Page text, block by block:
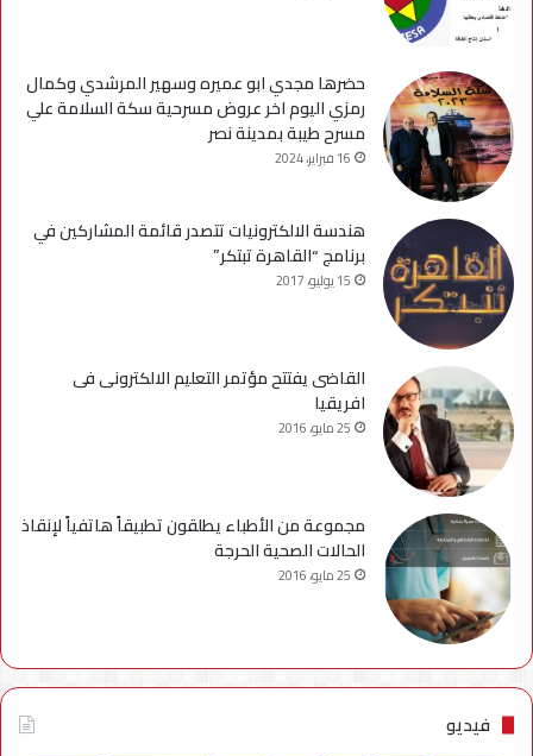
حضرها مجدي ابو عميره وسهير المرشدي وكمال
رمزي اليوم اخر عروض مسرحية سكة السلامة علي
مسرح طيبة بمدينة نصر
16 فبراير، 2024
هندسة الالكترونيات تتصدر قائمة المشاركين في
برنامج “القاهرة تبتكر”
15 يوليو، 2017
القاضى يفتتح مؤتمر التعليم الالكترونى فى
افريقيا
25 مايو، 2016
مجموعة من الأطباء يطلقون تطبيقاً هاتفياً لإنقاذ
الحالات الصحية الحرجة
25 مايو، 2016
فيديو